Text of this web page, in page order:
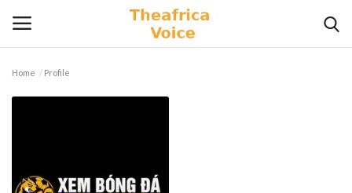
Contact
Home Profile